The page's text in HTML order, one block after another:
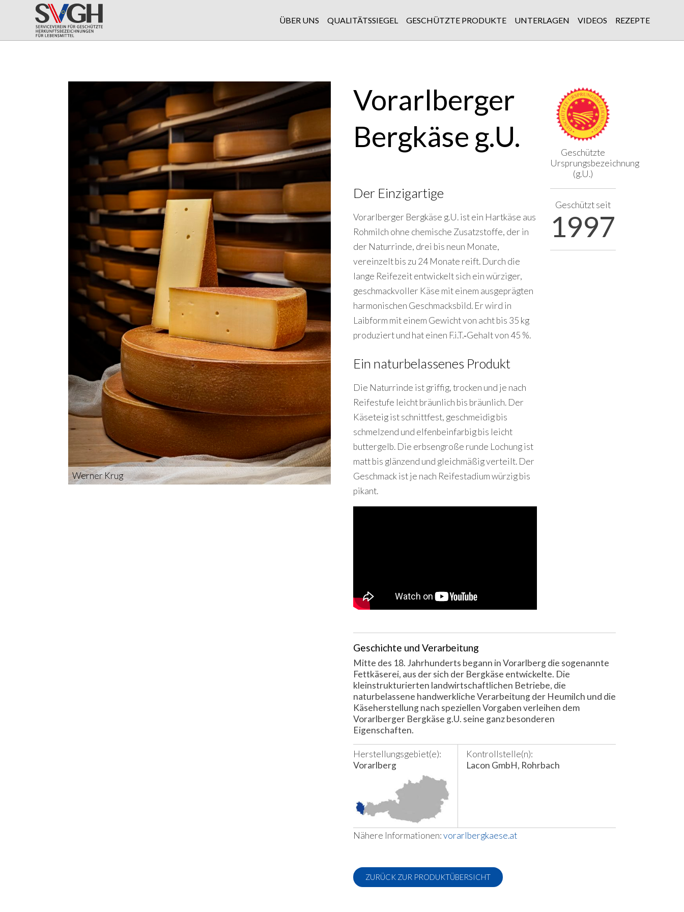
ÜBER UNS QUALITÄTSSIEGEL GESCHÜTZTE PRODUKTE UNTERLAGEN VIDEOS REZEPTE
Werner Krug
Vorarlberger
Bergkäse g.U.
Geschützte
Ursprungsbezeichnung
(g.U.)
Geschützt seit
1997
Der Einzigartige
Vorarlberger Bergkäse g.U. ist ein Hartkäse aus
Rohmilch ohne chemische Zusatzstoffe, der in
der Naturrinde, drei bis neun Monate,
vereinzelt bis zu 24 Monate reift. Durch die
lange Reifezeit entwickelt sich ein würziger,
geschmackvoller Käse mit einem ausgeprägten
harmonischen Geschmacksbild. Er wird in
Laibform mit einem Gewicht von acht bis 35 kg
produziert und hat einen F.i.T.‐Gehalt von 45 %.
Ein naturbelassenes Produkt
Die Naturrinde ist griffig, trocken und je nach
Reifestufe leicht bräunlich bis bräunlich. Der
Käseteig ist schnittfest, geschmeidig bis
schmelzend und elfenbeinfarbig bis leicht
buttergelb. Die erbsengroße runde Lochung ist
matt bis glänzend und gleichmäßig verteilt. Der
Geschmack ist je nach Reifestadium würzig bis
pikant.
Geschichte und Verarbeitung
Mitte des 18. Jahrhunderts begann in Vorarlberg die sogenannte
Fettkäserei, aus der sich der Bergkäse entwickelte. Die
kleinstrukturierten landwirtschaftlichen Betriebe, die
naturbelassene handwerkliche Verarbeitung der Heumilch und die
Käseherstellung nach speziellen Vorgaben verleihen dem
Vorarlberger Bergkäse g.U. seine ganz besonderen
Eigenschaften.
Herstellungsgebiet(e):
Vorarlberg
Kontrollstelle(n):
Lacon GmbH, Rohrbach
Nähere Informationen:vorarlbergkaese.at
ZURÜCK ZUR PRODUKTÜBERSICHT